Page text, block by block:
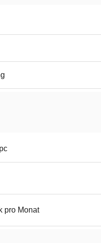
pro Monat